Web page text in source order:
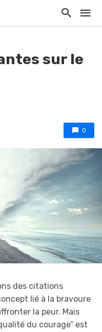
sur le
0
des citations
lié à la bravoure
la peur. Mais
du courage” est